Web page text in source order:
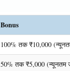
Bonus
100% तक ₹10,000
50% तक ₹5,000 (न्यूनतम